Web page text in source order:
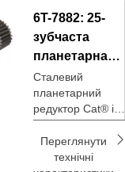
плавним і точним
рухам під час
поворотів
6T-7882: 25-
зубчаста
планетарна
передача
Сталевий
планетарний
редуктор Cat® із
25 зубами, який
використовується
в трансмісії
Переглянути
технічні